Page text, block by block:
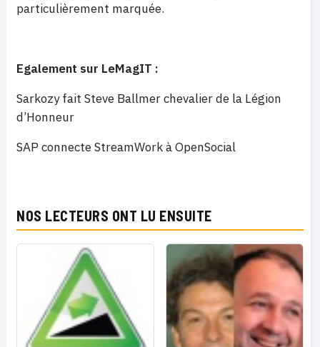
particulièrement marquée.
Egalement sur LeMagIT :
Sarkozy fait Steve Ballmer chevalier de la Légion
d’Honneur
SAP connecte StreamWork à OpenSocial
NOS LECTEURS ONT LU ENSUITE